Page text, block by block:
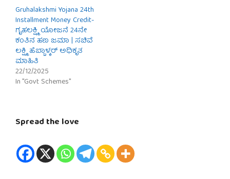
Gruhalakshmi Yojana 24th
Installment Money Credit-
ಗೃಹಲಕ್ಷ್ಮಿ ಯೋಜನೆ 24ನೇ
ಕಂತಿನ ಹಣ ಜಮಾ | ಸಚಿವೆ
ಲಕ್ಷ್ಮಿ ಹೆಬ್ಬಾಳ್ಕರ್ ಅಧಿಕೃತ
ಮಾಹಿತಿ
22/12/2025
In "Govt Schemes"
Spread the love